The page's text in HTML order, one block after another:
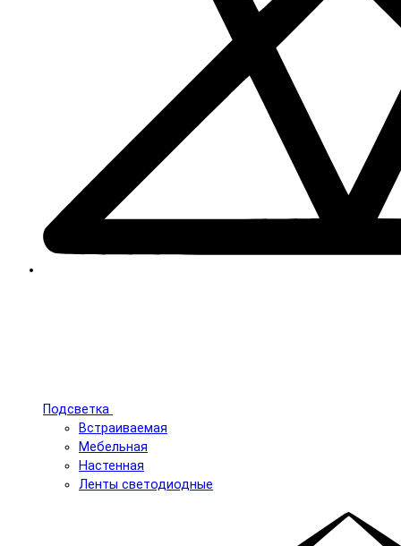
Подсветка
Встраиваемая
Мебельная
Настенная
Ленты светодиодные